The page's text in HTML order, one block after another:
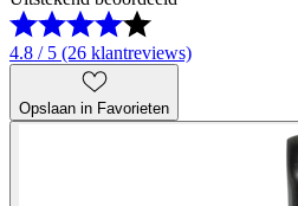
4.8 / 5 (26 klantreviews)
Opslaan in Favorieten